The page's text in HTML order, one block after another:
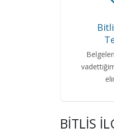
BITLIS